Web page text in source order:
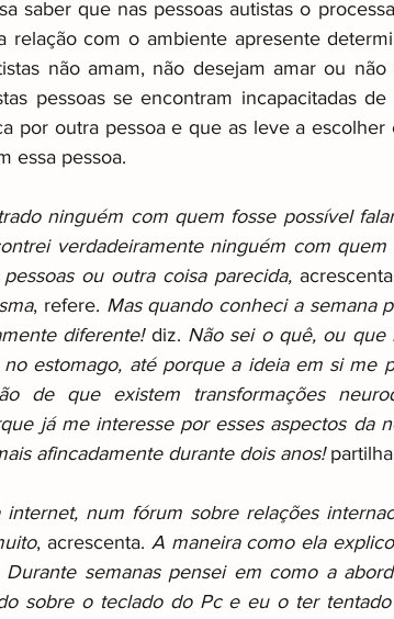
Other Raizes invisiveis
saber que nas pessoas autistas o
com o ambiente apresente
não amam, não desejam amar ou
pessoas se encontram incapacitadas
por outra pessoa e que as leve a
essa pessoa.
ninguém com quem fosse possível
verdadeiramente ninguém com quem
ou outra coisa parecida,
, refere. Mas quando conheci a semana
diferente! diz. Não sei o quê, ou que
estomago, até porque a ideia em si me
de que existem transformações
já me interesse por esses aspectos da
afincadamente durante dois anos!
internet, num fórum sobre relações
, acrescenta. A maneira como ela
semanas pensei em como a
sobre o teclado do Pc e eu o ter